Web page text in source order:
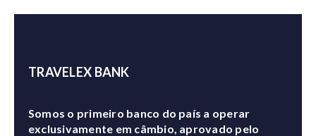
TRAVELEX BANK
Somos o primeiro banco do país a operar
exclusivamente em câmbio, aprovado pelo